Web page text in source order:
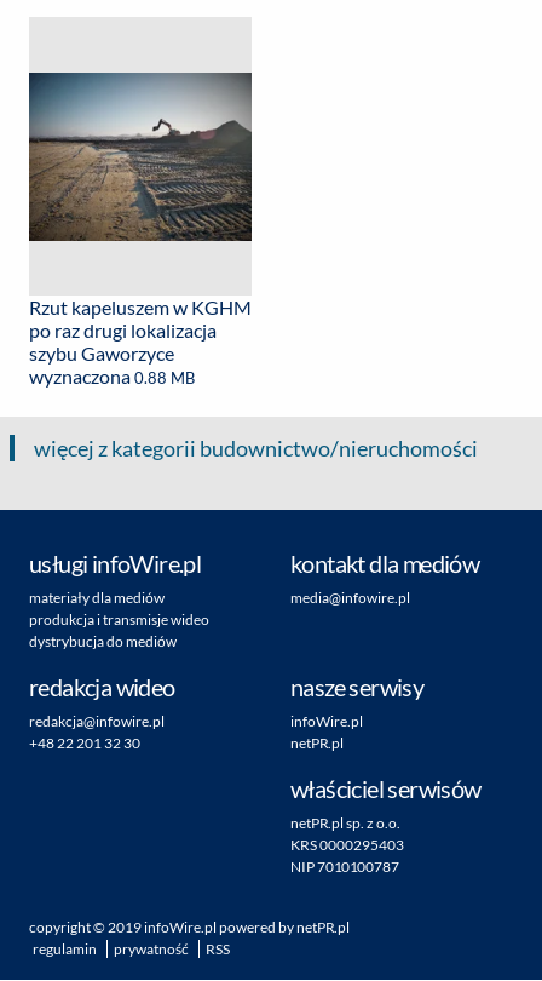
Rzut kapeluszem w KGHM
po raz drugi lokalizacja
szybu Gaworzyce
wyznaczona0.88 MB
więcej z kategorii budownictwo/nieruchomości
usługi infoWire.pl
materiały dla mediów
produkcja i transmisje wideo
dystrybucja do mediów
kontakt dla mediów
media@infowire.pl
redakcja wideo
redakcja@infowire.pl
+48 22 201 32 30
nasze serwisy
infoWire.pl
netPR.pl
właściciel serwisów
netPR.pl sp. z o.o.
KRS 0000295403
NIP 7010100787
copyright ©2019infoWire.pl powered bynetPR.pl
regulamin
prywatność RSS